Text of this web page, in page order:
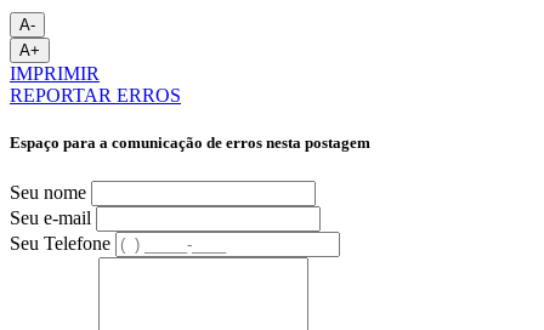
A-
A+
IMPRIMIR
REPORTAR ERROS
Espaço para a comunicação de erros nesta postagem
Seu nome
Seu e-mail
Seu Telefone